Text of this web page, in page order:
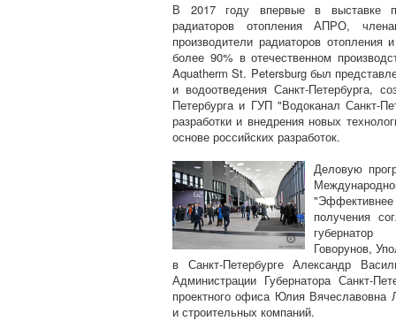
В 2017 году впервые в выставке
радиаторов отопления АПРО,
производители радиаторов
более 90% в отечественном
Aquatherm St. Petersburg был
и водоотведения Санкт-Петербурга,
Петербурга и ГУП "Водоканал Санкт-
разработки и внедрения новых
основе российских разработок.
Деловую
получения
губернатор
Говорунов,
в Санкт-Петербурге Александр
Администрации Губернатора Санкт-
проектного офиса Юлия Вячеславовна
и строительных компаний.